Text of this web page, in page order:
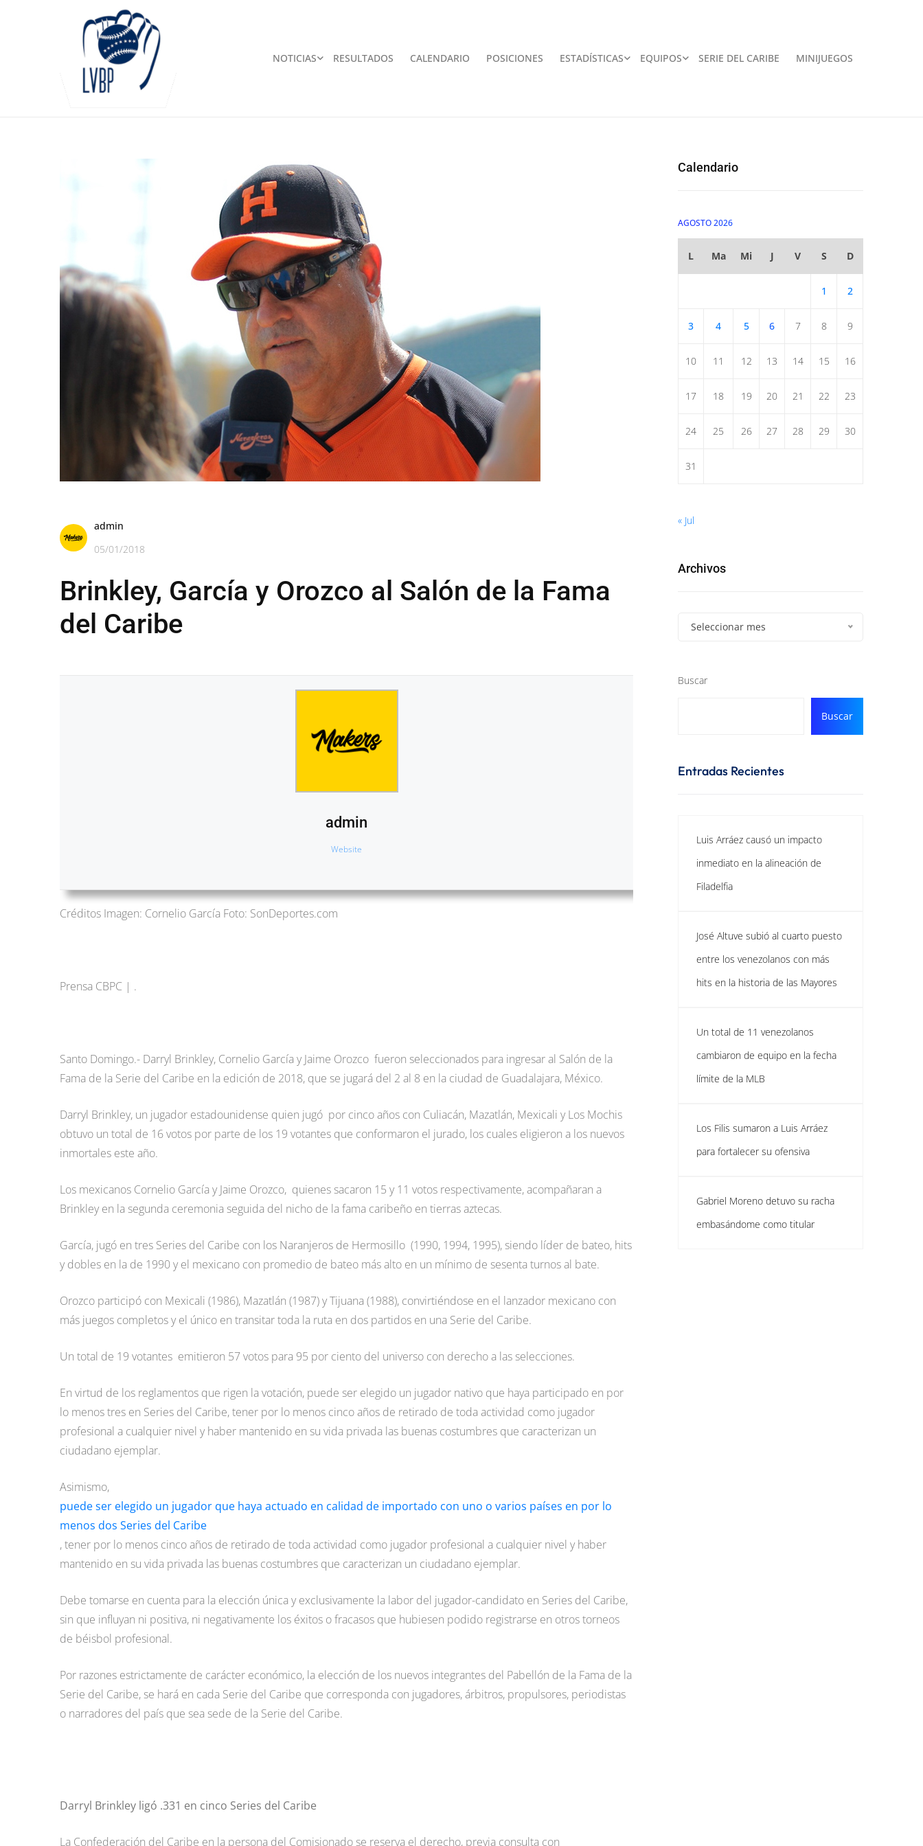
NOTICIAS RESULTADOS CALENDARIO POSICIONES ESTADÍSTICAS EQUIPOS SERIE DEL CARIBE MINIJUEGOS
admin
05/01/2018
Brinkley, García y Orozco al Salón de la Fama
del Caribe
admin
Website
Créditos Imagen: Cornelio García Foto: SonDeportes.com
Prensa CBPC | .
Santo Domingo.- Darryl Brinkley, Cornelio García y Jaime Orozco fueron seleccionados para ingresar al Salón de la
Fama de la Serie del Caribe en la edición de 2018, que se jugará del 2 al 8 en la ciudad de Guadalajara, México.
Darryl Brinkley, un jugador estadounidense quien jugó por cinco años con Culiacán, Mazatlán, Mexicali y Los Mochis
obtuvo un total de 16 votos por parte de los 19 votantes que conformaron el jurado, los cuales eligieron a los nuevos
inmortales este año.
Los mexicanos Cornelio García y Jaime Orozco, quienes sacaron 15 y 11 votos respectivamente, acompañaran a
Brinkley en la segunda ceremonia seguida del nicho de la fama caribeño en tierras aztecas.
García, jugó en tres Series del Caribe con los Naranjeros de Hermosillo (1990, 1994, 1995), siendo líder de bateo, hits
y dobles en la de 1990 y el mexicano con promedio de bateo más alto en un mínimo de sesenta turnos al bate.
Orozco participó con Mexicali (1986), Mazatlán (1987) y Tijuana (1988), convirtiéndose en el lanzador mexicano con
más juegos completos y el único en transitar toda la ruta en dos partidos en una Serie del Caribe.
Un total de 19 votantes emitieron 57 votos para 95 por ciento del universo con derecho a las selecciones.
En virtud de los reglamentos que rigen la votación, puede ser elegido un jugador nativo que haya participado en por
lo menos tres en Series del Caribe, tener por lo menos cinco años de retirado de toda actividad como jugador
profesional a cualquier nivel y haber mantenido en su vida privada las buenas costumbres que caracterizan un
ciudadano ejemplar.
Asimismo,
puede ser elegido un jugador que haya actuado en calidad de importado con uno o varios países en por lo
menos dos Series del Caribe
, tener por lo menos cinco años de retirado de toda actividad como jugador profesional a cualquier nivel y haber
mantenido en su vida privada las buenas costumbres que caracterizan un ciudadano ejemplar.
Debe tomarse en cuenta para la elección única y exclusivamente la labor del jugador-candidato en Series del Caribe,
sin que influyan ni positiva, ni negativamente los éxitos o fracasos que hubiesen podido registrarse en otros torneos
de béisbol profesional.
Por razones estrictamente de carácter económico, la elección de los nuevos integrantes del Pabellón de la Fama de la
Serie del Caribe, se hará en cada Serie del Caribe que corresponda con jugadores, árbitros, propulsores, periodistas
o narradores del país que sea sede de la Serie del Caribe.
Darryl Brinkley ligó .331 en cinco Series del Caribe
La Confederación del Caribe en la persona del Comisionado se reserva el derecho, previa consulta con
Calendario
AGOSTO 2026
L Ma Mi J V S D
1 2
3 4 5 6 7 8 9
10 11 12 13 14 15 16
17 18 19 20 21 22 23
24 25 26 27 28 29 30
31
« Jul
Archivos
Seleccionar mes
Buscar
Buscar
Entradas Recientes
Luis Arráez causó un impacto
inmediato en la alineación de
Filadelfia
José Altuve subió al cuarto puesto
entre los venezolanos con más
hits en la historia de las Mayores
Un total de 11 venezolanos
cambiaron de equipo en la fecha
límite de la MLB
Los Filis sumaron a Luis Arráez
para fortalecer su ofensiva
Gabriel Moreno detuvo su racha
embasándome como titular